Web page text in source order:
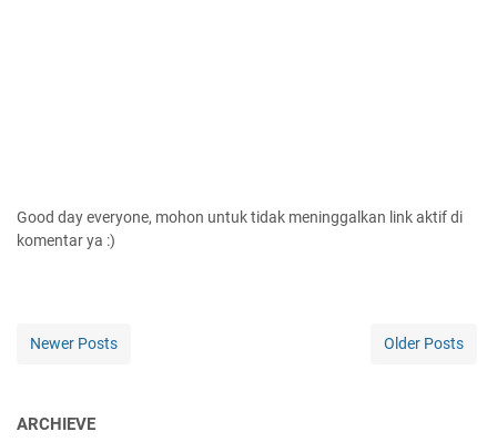
Good day everyone, mohon untuk tidak meninggalkan link aktif di
komentar ya :)
Newer Posts Older Posts
ARCHIEVE